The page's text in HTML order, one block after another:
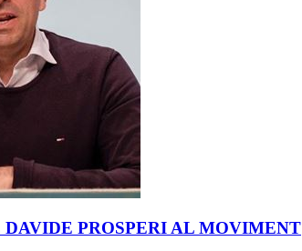
DAVIDE PROSPERI AL MOVIMENT